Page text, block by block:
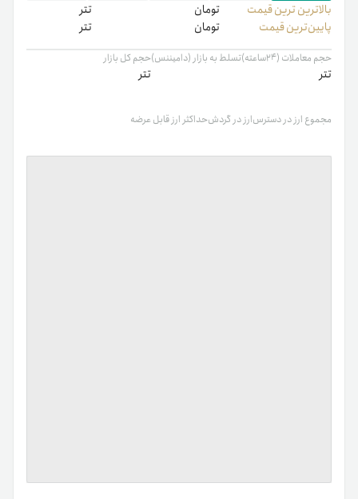
بالاترین ‌ترین قیمت تومان
تتر
پایین‌ترین قیمت
تومان تتر
حجم معاملات (۲۴ساعته)
تتر
تسلط به بازار (دامیننس)حجم کل بازار
تتر
مجموع ارز در دسترسارز در گردشحداکثر ارز قابل عرضه